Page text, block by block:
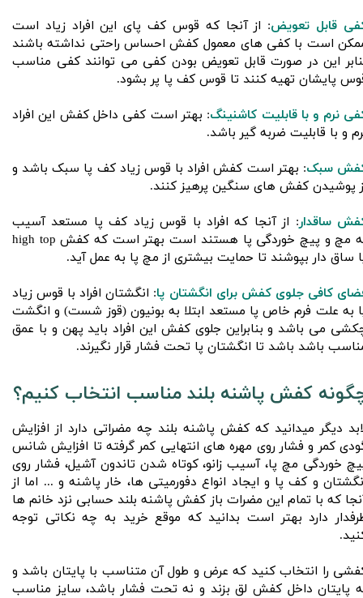
قابل تعویض: از آنجا که قوس کف پای این افراد زیاد است
است با کفی های معمول کفش احساس راحتی نداشته باشند
این در صورت قابل تعویض بودن کفی می توانند کفی مناسب
پایشان تهیه کنند تا قوس کف پا پر بشود.
نرم و با قابلیت کاشنینگ: بهتر است کفی داخل کفش این افراد
و با قابلیت ضربه گیر باشد.
سبک: بهتر است کفش افراد با قوس زیاد کف پا سبک باشد و
پوشیدن کفش های سنگین پرهیز کنند.
ساقدار: از آنجا که افراد با قوس زیاد کف پا مستعد آسیب
به مچ و پیچ خوردگی پا هستند است بهتر است که کفش high top
ساق دار بپوشند تا حمایت بیشتری از مچ پا به عمل آید.
کافی جلوی کفش برای انگشتان پا: انگشتان افراد با قوس زیاد
به علت فرم خاص پا مستعد ابتلا به بونیون (قوز شست) و انگشت
می باشد و بنابراین جلوی کفش این افراد باید پهن و با عمق
باشد باشد تا انگشتان پا تحت فشار قرار نگیرند.
کفش پاشنه بلند مناسب انتخاب کنیم؟
دیگر میدانید که کفش پاشنه بلند چه مضراتی دارد از افزایش
کمر و فشار روی مهره های انتهایی کمر گرفته تا افزایش شانس
خوردگی مچ پا، آسیب زانو، کوتاه شدن تاندون آشیل، فشار روی
و کف پا و ایجاد انواع دفورمیتی ها، خار پاشنه و ... اما از
که با تمام این مضرات باز کفش پاشنه بلند حسابی نزد خانم ها
دارد بهتر است بدانید که موقع خرید به چه نکاتی توجه
را انتخاب کنید که عرض و طول آن متناسب با پایتان باشد و
پایتان داخل کفش لق بزند و نه تحت فشار باشد، سایز مناسب